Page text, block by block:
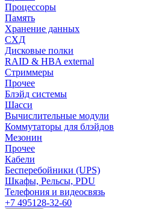
Процессоры
Память
Хранение данных
СХД
Дисковые полки
RAID & HBA external
Стриммеры
Прочее
Блэйд системы
Шасси
Вычислительные модули
Коммутаторы для блэйдов
Мезонин
Прочее
Кабели
Бесперебойники (UPS)
Шкафы, Рельсы, PDU
Телефония и видеосвязь
+7 495128-32-60